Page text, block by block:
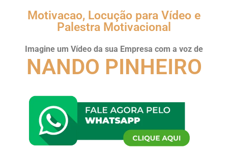
Motivacao, Locução para Vídeo e
Palestra Motivacional
Imagine um Vídeo da sua Empresa com a voz de
NANDO PINHEIRO